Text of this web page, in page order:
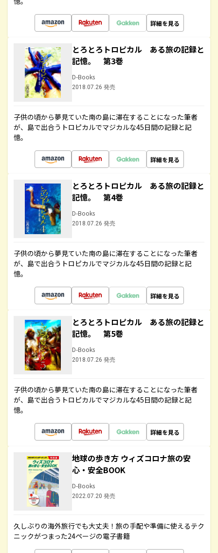
詳細を見る
とろとろトロピカル ある旅の記録と
記憶。 第3巻
D-Books
2018.07.26 発売
子供の頃から夢見ていた南の島に滞在することになった筆者
が、島で出合うトロピカルでマジカルな45日間の記録と記
憶。
詳細を見る
とろとろトロピカル ある旅の記録と
記憶。 第4巻
D-Books
2018.07.26 発売
子供の頃から夢見ていた南の島に滞在することになった筆者
が、島で出合うトロピカルでマジカルな45日間の記録と記
憶。
詳細を見る
とろとろトロピカル ある旅の記録と
記憶。 第5巻
D-Books
2018.07.26 発売
子供の頃から夢見ていた南の島に滞在することになった筆者
が、島で出合うトロピカルでマジカルな45日間の記録と記
憶。
詳細を見る
地球の歩き方 ウィズコロナ旅の安
心・安全BOOK
D-Books
2022.07.20 発売
久しぶりの海外旅行でも大丈夫！旅の手配や準備に使えるテク
ニックがつまった24ページの電子書籍